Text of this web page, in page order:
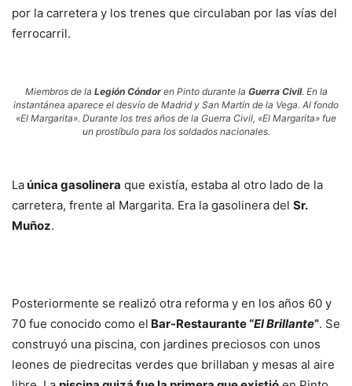
por la carretera y los trenes que circulaban por las vías del
ferrocarril.
Miembros de la Legión Cóndoren Pinto durante la Guerra Civil. En la
instantánea aparece el desvío de Madrid y San Martín de la Vega. Al fondo
«El Margarita». Durante los tres años de la Guerra Civil, «El Margarita» fue
un prostíbulo para los soldados nacionales.
Laúnica gasolinera que existía, estaba al otro lado de la
carretera, frente al Margarita. Era la gasolinera del Sr.
Muñoz.
Posteriormente se realizó otra reforma y en los años 60 y
70 fue conocido como el Bar-Restaurante “El Brillante”. Se
construyó una piscina, con jardines preciosos con unos
leones de piedrecitas verdes que brillaban y mesas al aire